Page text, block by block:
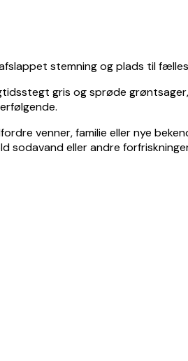
stemning og plads til
gris og sprøde
venner, familie eller nye
sodavand eller andre